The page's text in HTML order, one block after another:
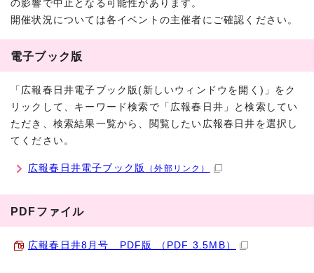
の影響で中止となる可能性があります。
開催状況については各イベントの主催者にご確認ください。
電子ブック版
「広報春日井電子ブック版(新しいウィンドウを開く)」をク
リックして、キーワード検索で「広報春日井」と検索してい
ただき、検索結果一覧から、閲覧したい広報春日井を選択し
てください。
広報春日井電子ブック版 （外部リンク）
PDFファイル
広報春日井8月号 PDF版 （PDF 3.5MB）